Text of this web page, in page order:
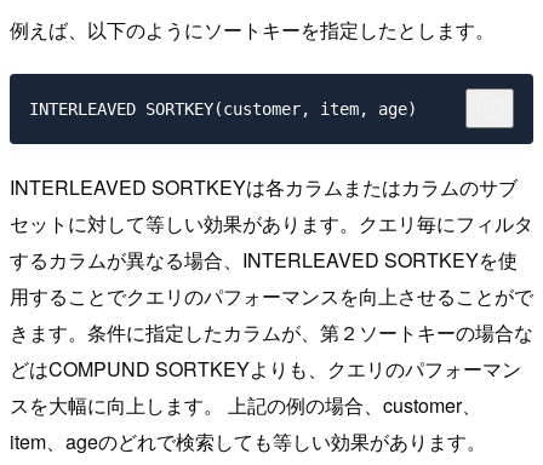
例えば、以下のようにソートキーを指定したとします。
INTERLEAVED SORTKEYは各カラムまたはカラムのサブ
セットに対して等しい効果があります。クエリ毎にフィルタ
するカラムが異なる場合、INTERLEAVED SORTKEYを使
用することでクエリのパフォーマンスを向上させることがで
きます。条件に指定したカラムが、第２ソートキーの場合な
どはCOMPUND SORTKEYよりも、クエリのパフォーマン
スを大幅に向上します。 上記の例の場合、customer、
item、ageのどれで検索しても等しい効果があります。